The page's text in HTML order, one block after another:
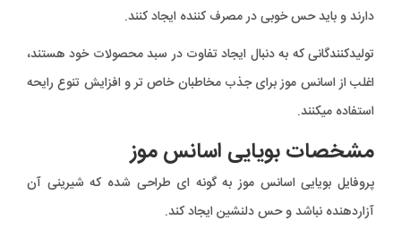
دارند و باید حس خوبی در مصرف کننده ایجاد کنند.
تولیدکنندگانی که به دنبال ایجاد تفاوت در سبد محصولات خود هستند،
اغلب از اسانس موز برای جذب مخاطبان خاص تر و افزایش تنوع رایحه
استفاده میکنند.
مشخصات بویایی اسانس موز
پروفایل بویایی اسانس موز به گونه ای طراحی شده که شیرینی آن
آزاردهنده نباشد و حس دلنشین ایجاد کند.